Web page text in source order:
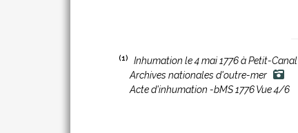
(1)
Inhumation le 4 mai 1776 à Petit-Canal
Archives nationales d'outre-mer
Acte d'inhumation -bMS 1776 Vue 4/6